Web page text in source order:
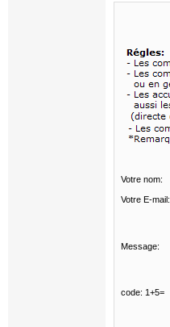
Votre nom:
Votre E-mail:
Message:
code: 1+5=